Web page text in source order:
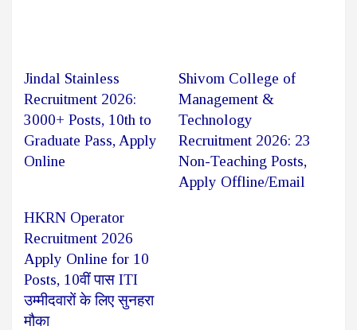
Jindal Stainless
Recruitment 2026:
3000+ Posts, 10th to
Graduate Pass, Apply
Online
Shivom College of
Management &
Technology
Recruitment 2026: 23
Non-Teaching Posts,
Apply Offline/Email
HKRN Operator
Recruitment 2026
Apply Online for 10
Posts, 10वीं पास ITI
उम्मीदवारों के लिए सुनहरा
मौका